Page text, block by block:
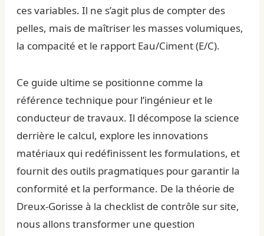
ces variables. Il ne s’agit plus de compter des
pelles, mais de maîtriser les masses volumiques,
la compacité et le rapport Eau/Ciment (E/C).
Ce guide ultime se positionne comme la
référence technique pour l’ingénieur et le
conducteur de travaux. Il décompose la science
derrière le calcul, explore les innovations
matériaux qui redéfinissent les formulations, et
fournit des outils pragmatiques pour garantir la
conformité et la performance. De la théorie de
Dreux-Gorisse à la checklist de contrôle sur site,
nous allons transformer une question